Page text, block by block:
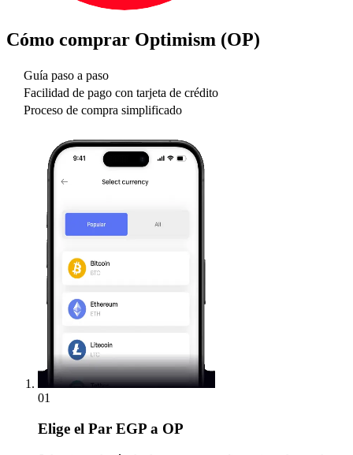
Cómo comprar Optimism (OP)
Guía paso a paso
Facilidad de pago con tarjeta de crédito
Proceso de compra simplificado
01
Elige el Par EGP a OP